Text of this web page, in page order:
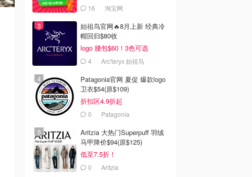
16 淘宝网
始祖鸟官网🔥8月上新 经典冷
帽回归$80收
logo 腰包$60！3色可选
4 Arc'teryx 始祖鸟
Patagonia官网 夏促 爆款logo
卫衣$54(原$109)
折扣区4.9折起
0 Patagonia
Aritzia 大热门Superpuff 羽绒
马甲降价$94(原$125)
低至7.5折！
0 Aritzia